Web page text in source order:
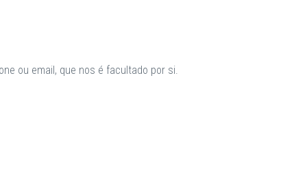
ou email, que nos é facultado por si.